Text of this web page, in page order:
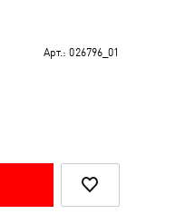
Арт.: 026796_01